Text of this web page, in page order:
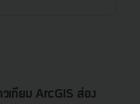
เทียม ArcGIS ส่อง